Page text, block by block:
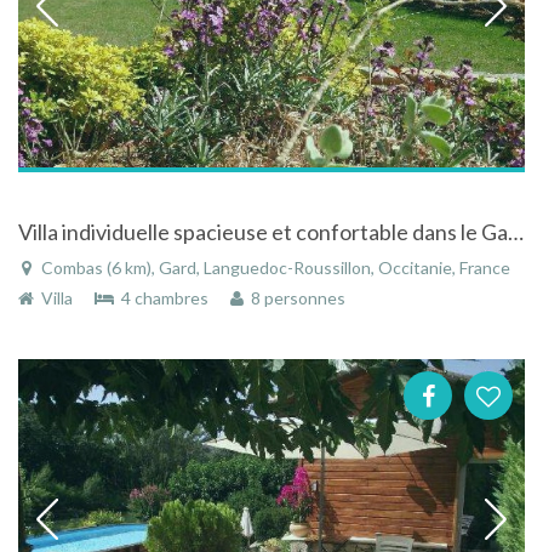
Villa individuelle spacieuse et confortable dans le Gard entre mer et montagne
Combas (6 km), Gard, Languedoc-Roussillon, Occitanie, France
Villa
4 chambres 8 personnes